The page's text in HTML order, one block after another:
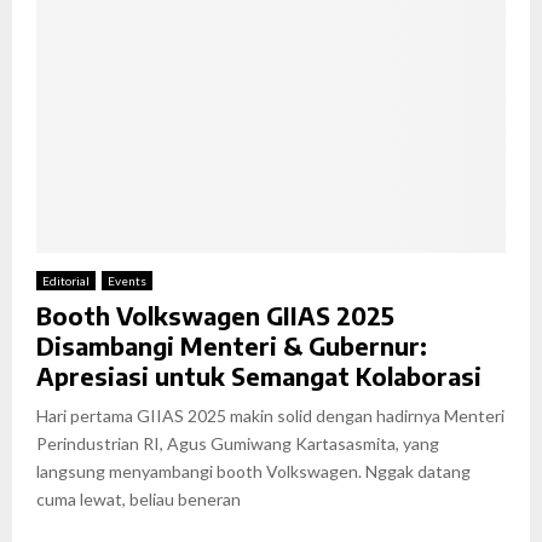
Editorial Events
Booth Volkswagen GIIAS 2025
Disambangi Menteri & Gubernur:
Apresiasi untuk Semangat Kolaborasi
Hari pertama GIIAS 2025 makin solid dengan hadirnya Menteri
Perindustrian RI, Agus Gumiwang Kartasasmita, yang
langsung menyambangi booth Volkswagen. Nggak datang
cuma lewat, beliau beneran